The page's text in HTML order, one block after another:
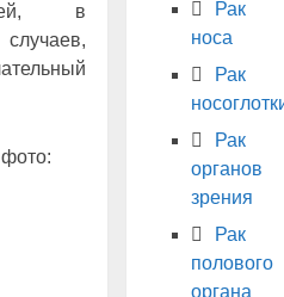
в
Рак
носа
Рак
Рак
органов
зрения
Рак
полового
органа